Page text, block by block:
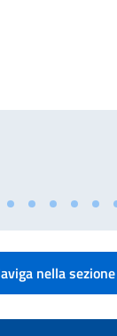
ai corsi
nella sezione